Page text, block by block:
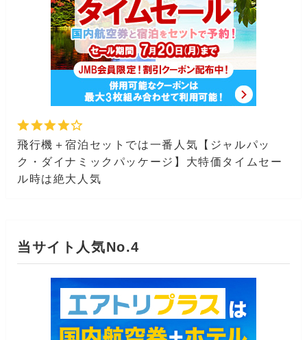
飛行機＋宿泊セットでは一番人気【ジャルパッ
ク・ダイナミックパッケージ】大特価タイムセー
ル時は絶大人気
当サイト人気No.4